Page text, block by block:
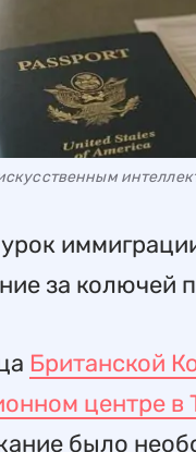
за колючей
Британской
центре в
было